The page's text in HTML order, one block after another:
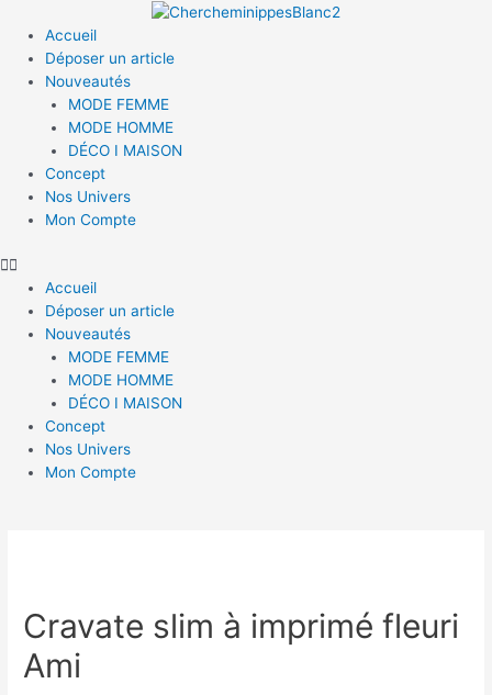
Accueil
Déposer un article
Nouveautés
MODE FEMME
MODE HOMME
DÉCO I MAISON
Concept
Nos Univers
Mon Compte
Accueil
Déposer un article
Nouveautés
MODE FEMME
MODE HOMME
DÉCO I MAISON
Concept
Nos Univers
Mon Compte
Cravate slim à imprimé fleuri
Ami